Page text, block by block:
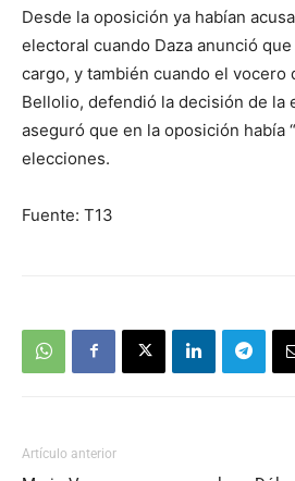
Desde la oposición ya habían
electoral cuando Daza anunció
cargo, y también cuando el vocero
Bellolio, defendió la decisión de la
aseguró que en la oposición había
elecciones.
Fuente: T13
Artículo anterior